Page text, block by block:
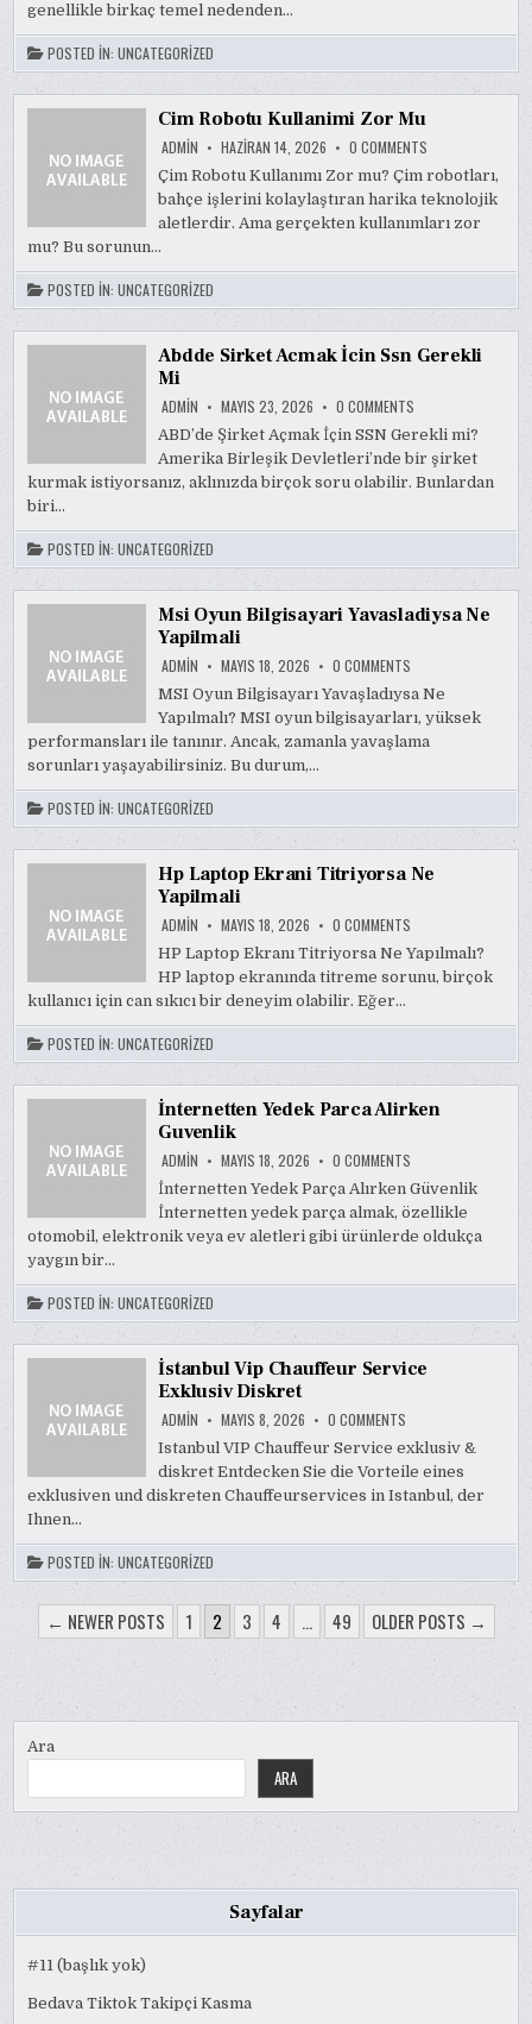
genellikle birkaç temel nedenden…
POSTED IN:UNCATEGORIZED
Cim Robotu Kullanimi Zor Mu
ADMIN HAZIRAN 14, 2026 0 COMMENTS
ROBOTU
KULLANIMI
ZOR
MU
Çim Robotu Kullanımı Zor mu? Çim robotları,
bahçe işlerini kolaylaştıran harika teknolojik
aletlerdir. Ama gerçekten kullanımları zor
mu? Bu sorunun…
POSTED IN:UNCATEGORIZED
Abdde Sirket Acmak İcin Ssn Gerekli
Mi
ADMIN MAYIS 23, 2026 0 COMMENTS
SIRKET
ACMAK
İCIN
SSN
GEREKLI
ABD’de Şirket Açmak İçin SSN Gerekli mi?
Amerika Birleşik Devletleri’nde bir şirket
kurmak istiyorsanız, aklınızda birçok soru olabilir. Bunlardan
biri…
POSTED IN:UNCATEGORIZED
Msi Oyun Bilgisayari Yavasladiysa Ne
Yapilmali
ADMIN MAYIS 18, 2026 0 COMMENTS
OYUN
BILGISAYARI
YAVASLADIYSA
NE
YAPILMALI
MSI Oyun Bilgisayarı Yavaşladıysa Ne
Yapılmalı? MSI oyun bilgisayarları, yüksek
performansları ile tanınır. Ancak, zamanla yavaşlama
sorunları yaşayabilirsiniz. Bu durum,…
POSTED IN:UNCATEGORIZED
Hp Laptop Ekrani Titriyorsa Ne
Yapilmali
ADMIN MAYIS 18, 2026 0 COMMENTS
LAPTOP
EKRANI
TITRIYORSA
HP Laptop Ekranı Titriyorsa Ne Yapılmalı?
HP laptop ekranında titreme sorunu, birçok
kullanıcı için can sıkıcı bir deneyim olabilir. Eğer…
POSTED IN:UNCATEGORIZED
İnternetten Yedek Parca Alirken
Guvenlik
ADMIN MAYIS 18, 2026 0 COMMENTS
YEDEK
PARCA
ALIRKEN
GUVENLIK
İnternetten Yedek Parça Alırken Güvenlik
İnternetten yedek parça almak, özellikle
otomobil, elektronik veya ev aletleri gibi ürünlerde oldukça
yaygın bir…
POSTED IN:UNCATEGORIZED
İstanbul Vip Chauffeur Service
Exklusiv Diskret
ADMIN MAYIS 8, 2026 0 COMMENTS
VIP
CHAUFFEUR
SERVICE
EXKLUSIV
DISKRET
Istanbul VIP Chauffeur Service exklusiv &
diskret Entdecken Sie die Vorteile eines
exklusiven und diskreten Chauffeurservices in Istanbul, der
Ihnen…
POSTED IN:UNCATEGORIZED
YAZI
SAYFALAMASI
← NEWER POSTS 1 2 3 4 … 49 OLDER POSTS →
Ara
ARA
Sayfalar
#11 (başlık yok)
Bedava Tiktok Takipçi Kasma